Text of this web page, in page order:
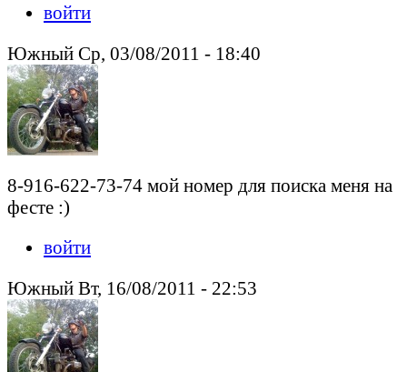
войти
Южный Ср, 03/08/2011 - 18:40
8-916-622-73-74 мой номер для поиска меня на
фесте :)
войти
Южный Вт, 16/08/2011 - 22:53